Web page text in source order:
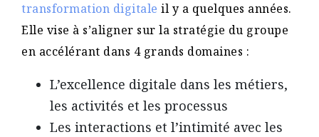
transformation digitale il y a quelques années.
Elle vise à s’aligner sur la stratégie du groupe
en accélérant dans 4 grands domaines :
L’excellence digitale dans les métiers,
les activités et les processus
Les interactions et l’intimité avec les